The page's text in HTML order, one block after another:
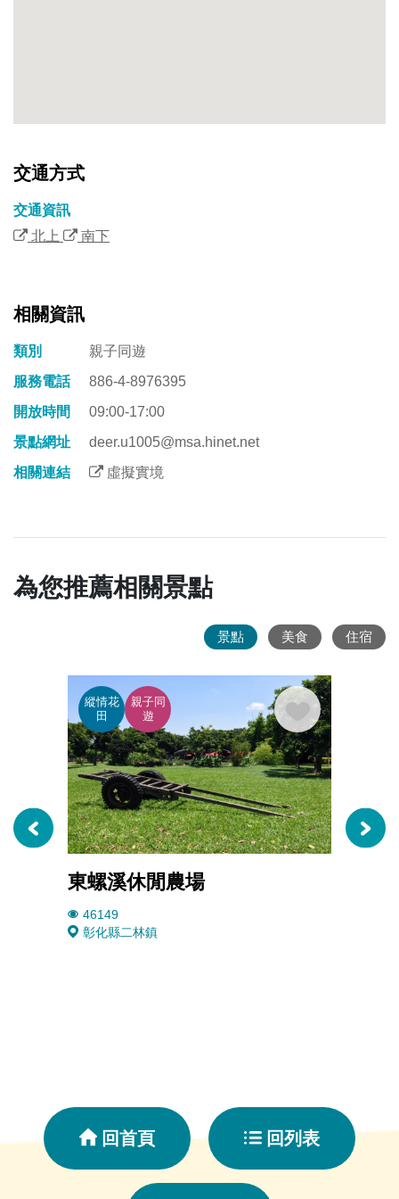
交通方式
交通資訊
北上
南下
相關資訊
類別
親子同遊
服務電話
886-4-8976395
開放時間
09:00-17:00
景點網址
deer.u1005@msa.hinet.net
相關連結
虛擬實境
為您推薦相關景點
景點 美食 住宿
縱情花
田
親子同
遊
東螺溪休閒農場
46149
彰化縣二林鎮
回首頁 回列表